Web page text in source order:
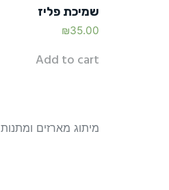
שמיכת פליז
₪35.00
Add to cart
מיתוג מארזים ומתנות